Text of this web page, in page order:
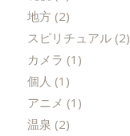
地方(2)
スピリチュアル(2)
カメラ (1)
個人 (1)
アニメ (1)
温泉 (2)